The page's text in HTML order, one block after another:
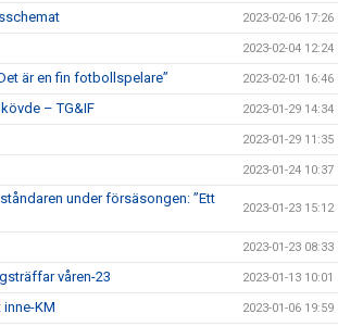
2023-02-06 17:26
2023-02-04 12:24
är en fin fotbollspelare” 2023-02-01 16:46
– TG&IF 2023-01-29 14:34
2023-01-29 11:35
2023-01-24 10:37
under försäsongen: ”Ett
2023-01-23 15:12
2023-01-23 08:33
våren-23 2023-01-13 10:01
inne-KM 2023-01-06 19:59